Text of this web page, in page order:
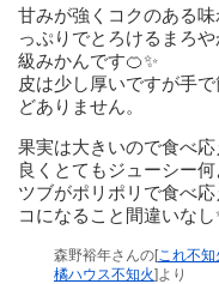
甘みが強くコクのある
っぷりでとろけるまろ
級みかんです🍊✨
皮は少し厚いですが手
どありません。
果実は大きいので食べ
良くとてもジューシー
ツブがポリポリで食べ
コになること間違いなし
森野裕年さんの[これ不知
橘ハウス不知火]より